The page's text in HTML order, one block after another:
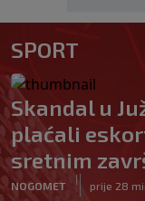
SPORT
Skandal u
plaćali
sretnim
NOGOMET
|
prije 28